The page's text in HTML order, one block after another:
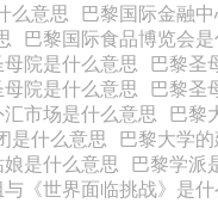
么意思
巴黎国际金融
巴黎国际食品博览会
母院是什么意思
巴黎圣
母院是什么意思
巴黎圣
汇市场是什么意思
巴黎
是什么意思
巴黎大学
娘是什么意思
巴黎学派
与《世界面临挑战》是